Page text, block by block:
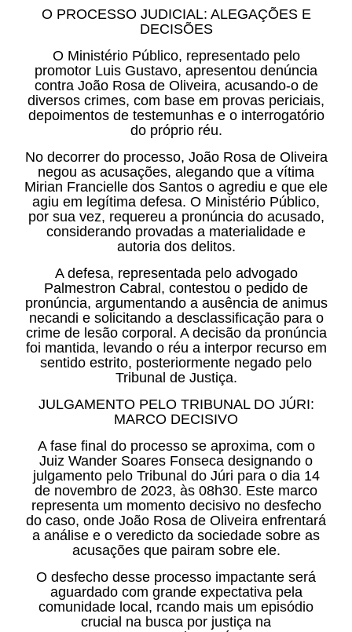
O PROCESSO JUDICIAL: ALEGAÇÕES E
DECISÕES
O Ministério Público, representado pelo
promotor Luis Gustavo, apresentou denúncia
contra João Rosa de Oliveira, acusando-o de
diversos crimes, com base em provas periciais,
depoimentos de testemunhas e o interrogatório
do próprio réu.
No decorrer do processo, João Rosa de Oliveira
negou as acusações, alegando que a vítima
Mirian Francielle dos Santos o agrediu e que ele
agiu em legítima defesa. O Ministério Público,
por sua vez, requereu a pronúncia do acusado,
considerando provadas a materialidade e
autoria dos delitos.
A defesa, representada pelo advogado
Palmestron Cabral, contestou o pedido de
pronúncia, argumentando a ausência de animus
necandi e solicitando a desclassificação para o
crime de lesão corporal. A decisão da pronúncia
foi mantida, levando o réu a interpor recurso em
sentido estrito, posteriormente negado pelo
Tribunal de Justiça.
JULGAMENTO PELO TRIBUNAL DO JÚRI:
MARCO DECISIVO
A fase final do processo se aproxima, com o
Juiz Wander Soares Fonseca designando o
julgamento pelo Tribunal do Júri para o dia 14
de novembro de 2023, às 08h30. Este marco
representa um momento decisivo no desfecho
do caso, onde João Rosa de Oliveira enfrentará
a análise e o veredicto da sociedade sobre as
acusações que pairam sobre ele.
O desfecho desse processo impactante será
aguardado com grande expectativa pela
comunidade local, rcando mais um episódio
crucial na busca por justiça na